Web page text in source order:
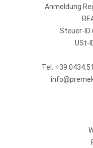
Anmeldung
Steuer-ID
USt-
Tel.